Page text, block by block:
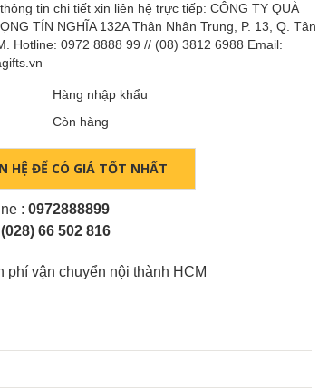
tin chi tiết xin liên hệ trực tiếp: CÔNG TY QUÀ
TÍN NGHĨA 132A Thân Nhân Trung, P. 13, Q. Tân
Hotline: 0972 8888 99 // (08) 3812 6988 Email:
Hàng nhập khẩu
Còn hàng
HỆ ĐỂ CÓ GIÁ TỐT NHẤT
: 0972888899
(028) 66 502 816
phí vận chuyển nội thành HCM